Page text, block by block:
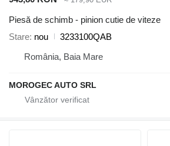
Piesă de schimb - pinion cutie de viteze
Stare nou
3233100QAB
România, Baia Mare
MOROGEC AUTO SRL